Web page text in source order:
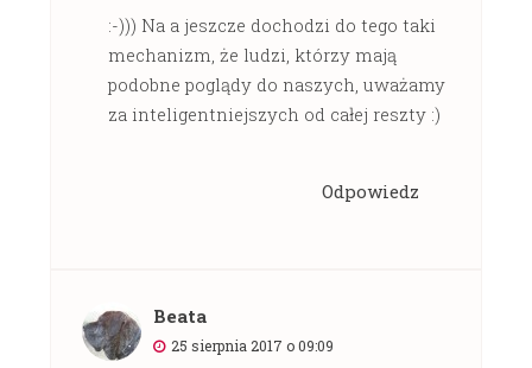
:-))) Na a jeszcze dochodzi do tego taki
mechanizm, że ludzi, którzy mają
podobne poglądy do naszych, uważamy
za inteligentniejszych od całej reszty :)
Odpowiedz
Beata
25 sierpnia 2017 o 09:09